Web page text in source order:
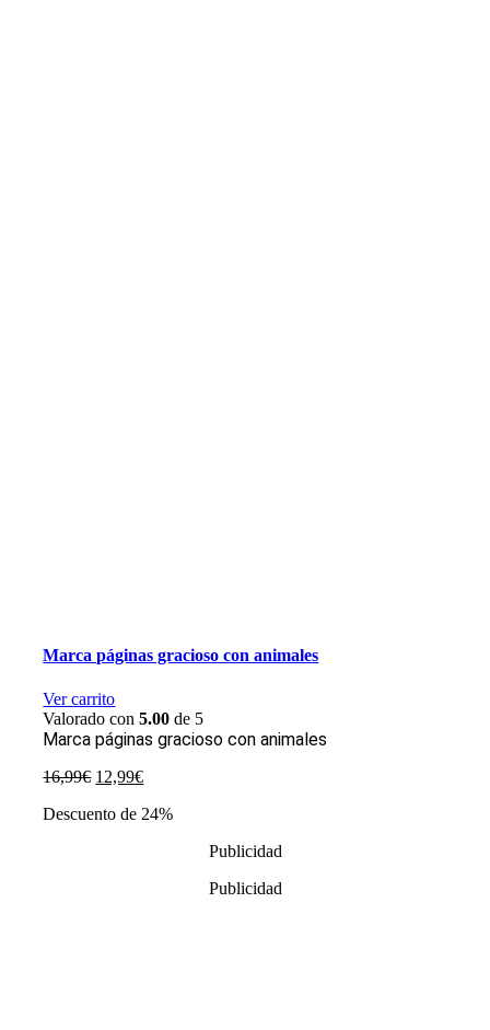
Marca páginas gracioso con animales
Ver carrito
Valorado con5.00 de 5
Marca páginas gracioso con animales
16,99€ El
original
12,99€El
actual
Descuento de 24%
Publicidad
Publicidad